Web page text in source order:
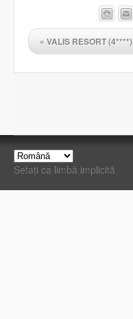
« VALIS RESORT (4****)
Setați ca limbă implicită